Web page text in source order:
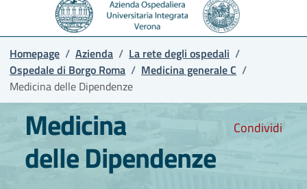
Homepage / Azienda / La rete degli ospedali /
Ospedale di Borgo Roma / Medicina generale C /
Medicina delle Dipendenze
Condividi
Medicina
delle Dipendenze